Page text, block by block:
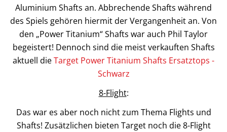
Aluminium Shafts an. Abbrechende Shafts während
des Spiels gehören hiermit der Vergangenheit an. Von
den „Power Titanium“ Shafts war auch Phil Taylor
begeistert! Dennoch sind die meist verkauften Shafts
aktuell dieTarget Power Titanium Shafts Ersatztops -
Schwarz
8-Flight:
Das war es aber noch nicht zum Thema Flights und
Shafts! Zusätzlichen bieten Target noch die 8-Flight